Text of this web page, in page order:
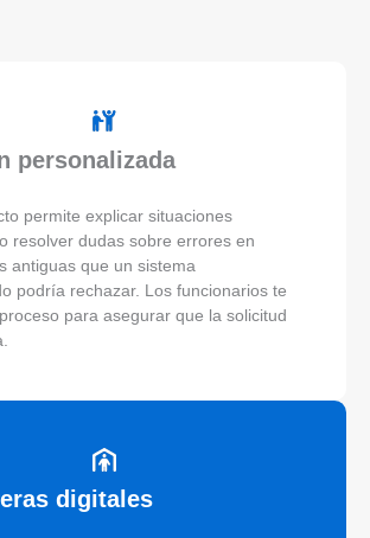
personalizada
permite explicar situaciones
resolver dudas sobre errores en
antiguas que un sistema
podría rechazar. Los funcionarios te
para asegurar que la solicitud
digitales